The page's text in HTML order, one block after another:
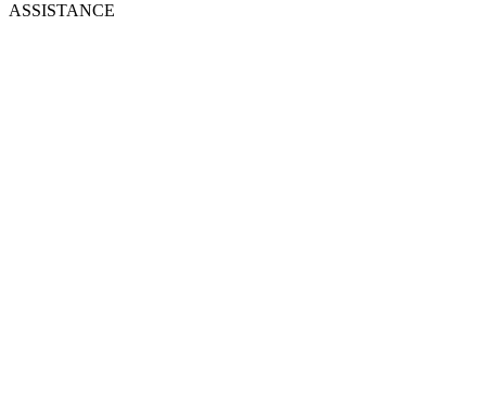
ASSISTANCE